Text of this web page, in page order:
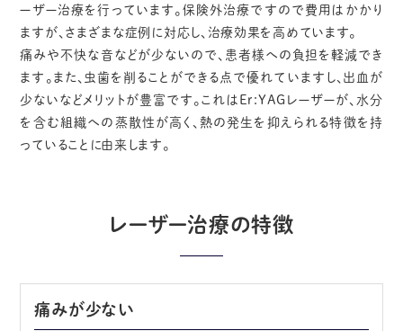
ーザー治療を行っています。保険外治療ですので費用はかかり
ますが、さまざまな症例に対応し、治療効果を高めています。
痛みや不快な音などが少ないので、患者様への負担を軽減でき
ます。また、虫歯を削ることができる点で優れていますし、出血が
少ないなどメリットが豊富です。これはEr:YAGレーザーが、水分
を含む組織への蒸散性が高く、熱の発生を抑えられる特徴を持
っていることに由来します。
レーザー治療の特徴
痛みが少ない